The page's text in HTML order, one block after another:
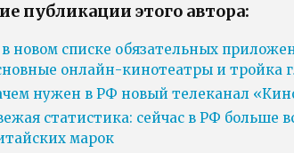
публикации этого автора:
новом списке обязательных
онлайн-кинотеатры и тройка
нужен в РФ новый телеканал
статистика: сейчас в РФ больше
марок